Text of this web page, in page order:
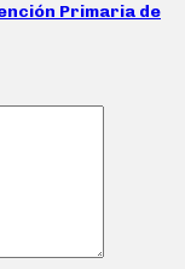
Primaria de